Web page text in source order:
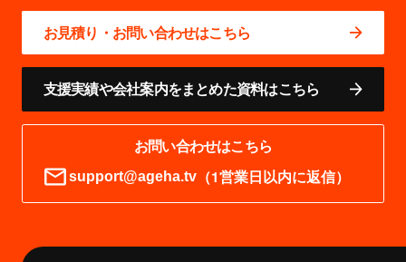
お見積り・お問い合わせはこちら
支援実績や会社案内をまとめた資料はこちら
お問い合わせはこちら
support@ageha.tv（1営業日以内に返信）